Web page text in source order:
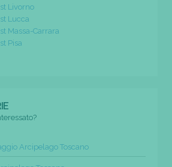
Livorno
Lucca
Massa-Carrara
Pisa
Arcipelago Toscano